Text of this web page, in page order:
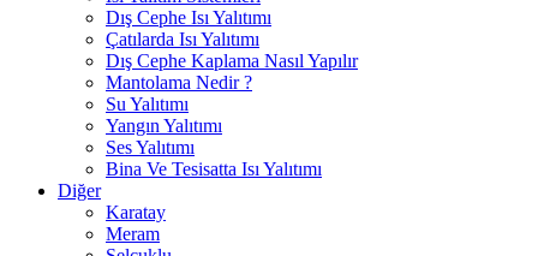
Dış Cephe Isı Yalıtımı
Çatılarda Isı Yalıtımı
Dış Cephe Kaplama Nasıl Yapılır
Mantolama Nedir ?
Su Yalıtımı
Yangın Yalıtımı
Ses Yalıtımı
Bina Ve Tesisatta Isı Yalıtımı
Diğer
Karatay
Meram